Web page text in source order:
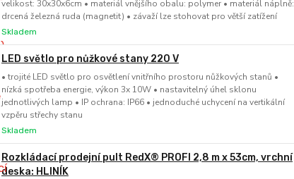
velikost: 30x30x6cm • materiál vnějšího obalu: polymer • materiál náplně:
drcená železná ruda (magnetit) • závaží lze stohovat pro větší zatížení
Skladem
LED světlo pro nůžkové stany 220 V
• trojité LED světlo pro osvětlení vnitřního prostoru nůžkových stanů •
nízká spotřeba energie, výkon 3x 10W • nastavitelný úhel sklonu
jednotlivých lamp • IP ochrana: IP66 • jednoduché uchycení na vertikální
vzpěru střechy stanu
Skladem
Rozkládací prodejní pult RedX® PROFI 2,8 m x 53cm, vrchní
deska: HLINÍK